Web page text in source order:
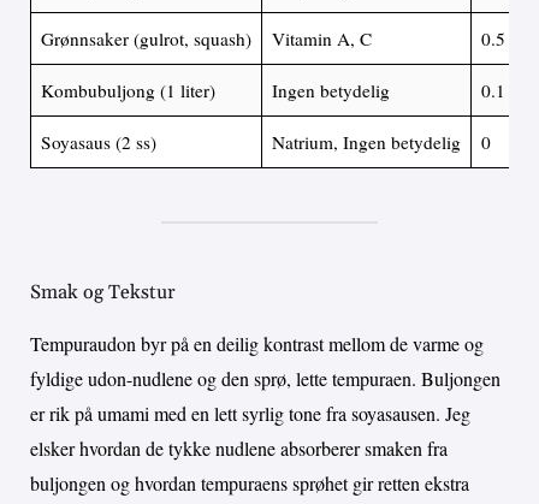
Grønnsaker (gulrot, squash) Vitamin A, C 0.5
Kombubuljong (1 liter) Ingen betydelig 0.1
Soyasaus (2 ss) Natrium, Ingen betydelig 0
Smak og Tekstur
Tempuraudon byr på en deilig kontrast mellom de varme og
fyldige udon-nudlene og den sprø, lette tempuraen. Buljongen
er rik på umami med en lett syrlig tone fra soyasausen. Jeg
elsker hvordan de tykke nudlene absorberer smaken fra
buljongen og hvordan tempuraens sprøhet gir retten ekstra